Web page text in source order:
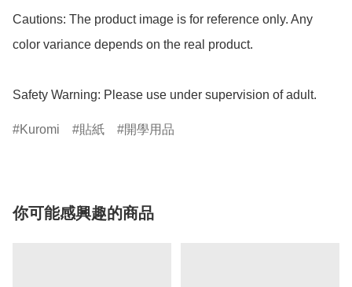
Cautions: The product image is for reference only. Any
color variance depends on the real product.
Safety Warning: Please use under supervision of adult.
Kuromi 貼紙 開學用品
你可能感興趣的商品